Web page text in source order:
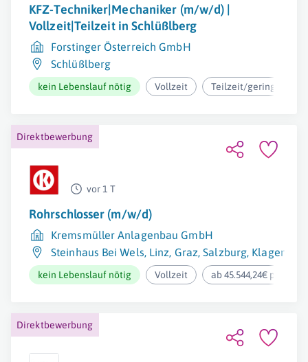
KFZ-Techniker|Mechaniker (m/w/d) |
Vollzeit|Teilzeit in Schlüßlberg
Forstinger Österreich GmbH
Schlüßlberg
kein Lebenslauf nötig Vollzeit Teilzeit/geringfügig
Direktbewerbung
vor 1 T
Rohrschlosser (m/w/d)
Kremsmüller Anlagenbau GmbH
Steinhaus Bei Wels, Linz, Graz,Salzburg, Klagenfurt
kein Lebenslauf nötig Vollzeit ab 45.544,24€ pro Jahr
Direktbewerbung